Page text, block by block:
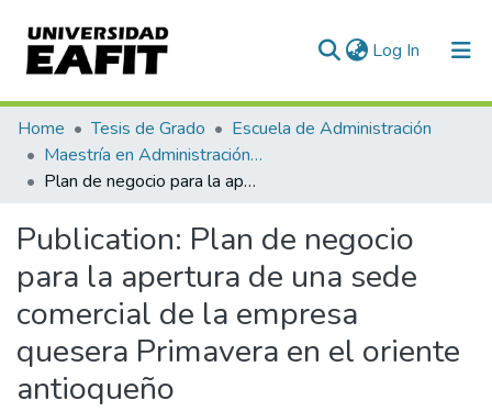
Log In (current)
Communities & Collections
All of DSpace
Home Tesis de Grado
Escuela de Administración
Maestría en Administración - MBA (tesis)
Plan de negocio para la apertura de una sede comercial de la empresa quesera Primavera en el oriente antioqueño
Publication: Plan de negocio
para la apertura de una sede
comercial de la empresa
quesera Primavera en el oriente
antioqueño